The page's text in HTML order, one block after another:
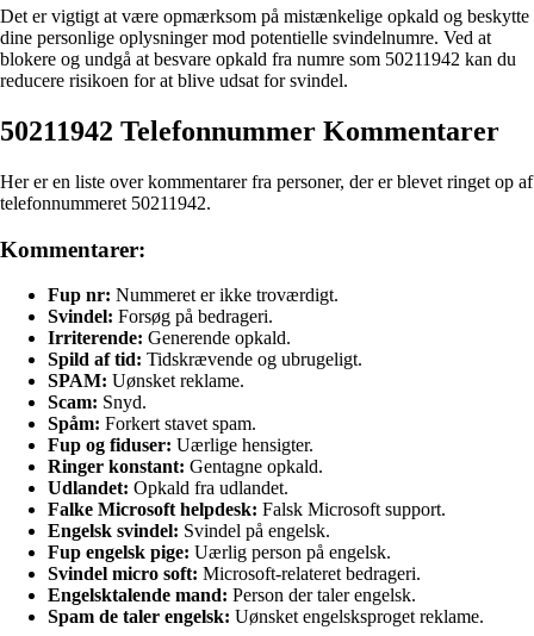
Det er vigtigt at være opmærksom på mistænkelige opkald og beskytte
dine personlige oplysninger mod potentielle svindelnumre. Ved at
blokere og undgå at besvare opkald fra numre som 50211942 kan du
reducere risikoen for at blive udsat for svindel.
50211942 Telefonnummer Kommentarer
Her er en liste over kommentarer fra personer, der er blevet ringet op af
telefonnummeret 50211942.
Kommentarer:
Fup nr: Nummeret er ikke troværdigt.
Svindel: Forsøg på bedrageri.
Irriterende: Generende opkald.
Spild af tid: Tidskrævende og ubrugeligt.
SPAM: Uønsket reklame.
Scam: Snyd.
Spåm: Forkert stavet spam.
Fup og fiduser: Uærlige hensigter.
Ringer konstant: Gentagne opkald.
Udlandet: Opkald fra udlandet.
Falke Microsoft helpdesk: Falsk Microsoft support.
Engelsk svindel: Svindel på engelsk.
Fup engelsk pige: Uærlig person på engelsk.
Svindel micro soft: Microsoft-relateret bedrageri.
Engelsktalende mand: Person der taler engelsk.
Spam de taler engelsk: Uønsket engelsksproget reklame.